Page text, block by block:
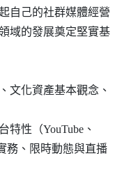
自己的社群媒體經營
域的發展奠定堅實基
文化資產基本觀念、
特性（YouTube、
務、 限時動態與直播